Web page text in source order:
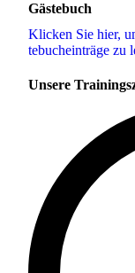
Gästebuch
Klicken Sie hier,
te­buch­ein­trä­ge zu
Unsere